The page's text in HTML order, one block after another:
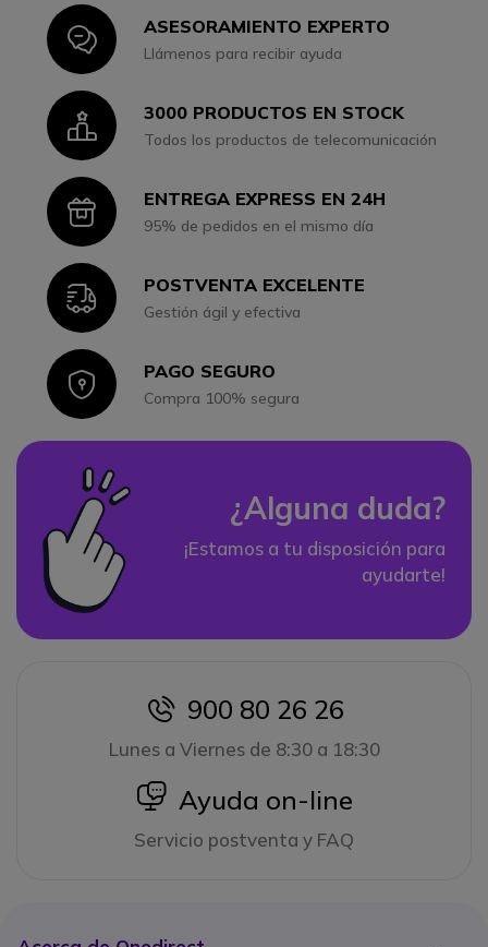
IconASESORAMIENTO EXPERTO
Llámenos para recibir ayuda
Icon3000 PRODUCTOS EN STOCK
Todos los productos de telecomunicación
IconENTREGA EXPRESS EN 24H
95% de pedidos en el mismo día
IconPOSTVENTA EXCELENTE
Gestión ágil y efectiva
IconPAGO SEGURO
Compra 100% segura
¿Alguna duda?
¡Estamos a tu disposición para
ayudarte!
icon
900 80 26 26
Lunes a Viernes de 8:30 a 18:30
icon
Ayuda on-line
Servicio postventa y FAQ